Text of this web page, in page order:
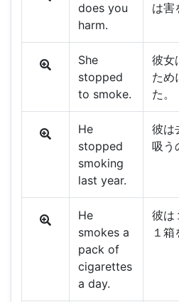
does you
harm.
は害
She
stopped
to smoke.
彼女
ため
た。
He
stopped
smoking
last year.
彼は
吸う
He
smokes a
pack of
cigarettes
a day.
彼は
１箱